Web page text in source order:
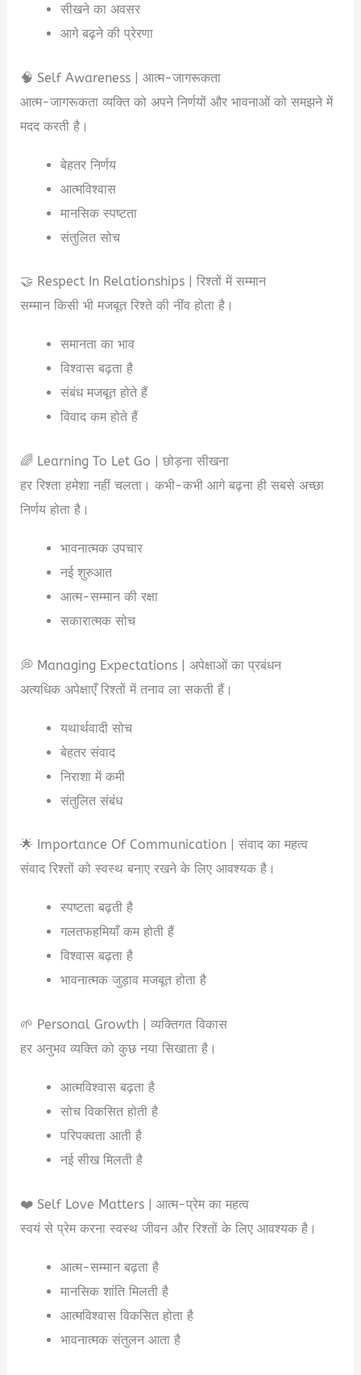
सीखने का अवसर
आगे बढ़ने की प्रेरणा
🧠 Self Awareness | आत्म-जागरूकता
आत्म-जागरूकता व्यक्ति को अपने निर्णयों और भावनाओं को समझने में
मदद करती है।
बेहतर निर्णय
आत्मविश्वास
मानसिक स्पष्टता
संतुलित सोच
🤝 Respect In Relationships | रिश्तों में सम्मान
सम्मान किसी भी मजबूत रिश्ते की नींव होता है।
समानता का भाव
विश्वास बढ़ता है
संबंध मजबूत होते हैं
विवाद कम होते हैं
🌈 Learning To Let Go | छोड़ना सीखना
हर रिश्ता हमेशा नहीं चलता। कभी-कभी आगे बढ़ना ही सबसे अच्छा
निर्णय होता है।
भावनात्मक उपचार
नई शुरुआत
आत्म-सम्मान की रक्षा
सकारात्मक सोच
💭 Managing Expectations | अपेक्षाओं का प्रबंधन
अत्यधिक अपेक्षाएँ रिश्तों में तनाव ला सकती हैं।
यथार्थवादी सोच
बेहतर संवाद
निराशा में कमी
संतुलित संबंध
🌟 Importance Of Communication | संवाद का महत्व
संवाद रिश्तों को स्वस्थ बनाए रखने के लिए आवश्यक है।
स्पष्टता बढ़ती है
गलतफहमियाँ कम होती हैं
विश्वास बढ़ता है
भावनात्मक जुड़ाव मजबूत होता है
🌱 Personal Growth | व्यक्तिगत विकास
हर अनुभव व्यक्ति को कुछ नया सिखाता है।
आत्मविश्वास बढ़ता है
सोच विकसित होती है
परिपक्वता आती है
नई सीख मिलती है
❤️ Self Love Matters | आत्म-प्रेम का महत्व
स्वयं से प्रेम करना स्वस्थ जीवन और रिश्तों के लिए आवश्यक है।
आत्म-सम्मान बढ़ता है
मानसिक शांति मिलती है
आत्मविश्वास विकसित होता है
भावनात्मक संतुलन आता है